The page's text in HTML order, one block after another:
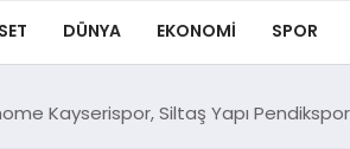
DÜNYA EKONOMI SPOR
Kayserispor, Siltaş Yapı